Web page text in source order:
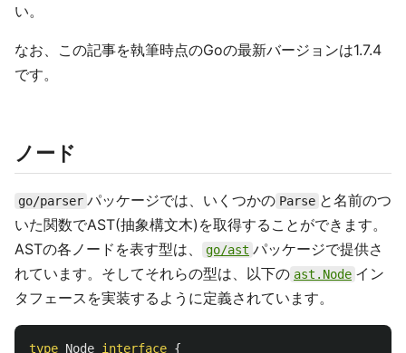
い。
なお、この記事を執筆時点のGoの最新バージョンは1.7.4
です。
ノード
go/parser パッケージでは、いくつかの Parse と名前のつ
いた関数でAST(抽象構文木)を取得することができます。
ASTの各ノードを表す型は、
go/ast パッケージで提供さ
れています。そしてそれらの型は、以下の ast.Node イン
タフェースを実装するように定義されています。
type Node interface {